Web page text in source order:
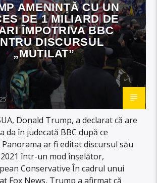
AMENINȚĂ CU UN
DE 1 MILIARD DE
ÎMPOTRIVA BBC
DISCURSUL
„MUTILAT”
Donald Trump, a declarat că are
da în judecată BBC după ce
ar fi editat discursul său
într-un mod înșelător,
Conservative În cadrul unui
Fox News, Trump a afirmat că